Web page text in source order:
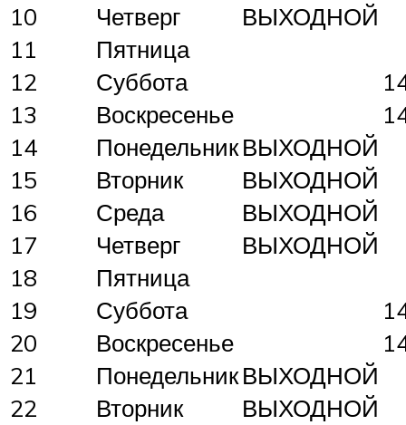
10
Четверг
ВЫХОДНОЙ
11
Пятница
12
Суббота
13
Воскресенье
14
ПонедельникВЫХОДНОЙ
15
Вторник
ВЫХОДНОЙ
16
Среда
ВЫХОДНОЙ
17
Четверг
ВЫХОДНОЙ
18
Пятница
19
Суббота
20
Воскресенье
21
ПонедельникВЫХОДНОЙ
22
Вторник
ВЫХОДНОЙ